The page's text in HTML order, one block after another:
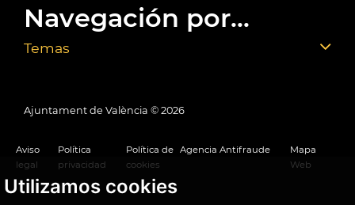
Utilizamos cookies
Navegación por...
Temas
Ajuntament de València © 2026
Aviso
legal
Política
privacidad
Política de
cookies
Agencia Antifraude
Mapa
Web